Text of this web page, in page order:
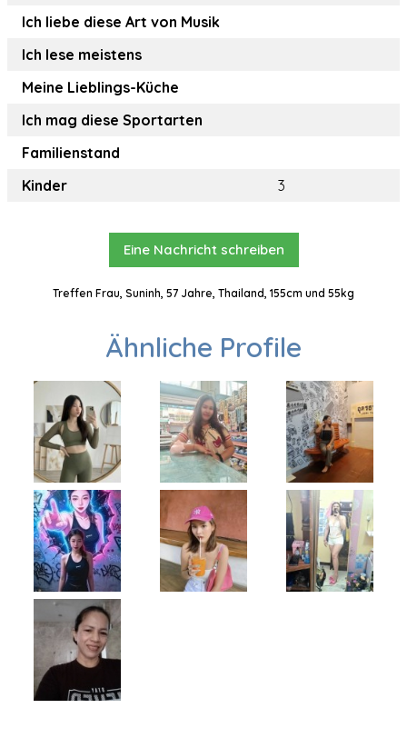
Ich liebe diese Art von Musik
Ich lese meistens
Meine Lieblings-Küche
Ich mag diese Sportarten
Familienstand
Kinder
3
Eine Nachricht schreiben
Treffen Frau, Suninh, 57 Jahre, Thailand, 155cm und 55kg
Ähnliche Profile